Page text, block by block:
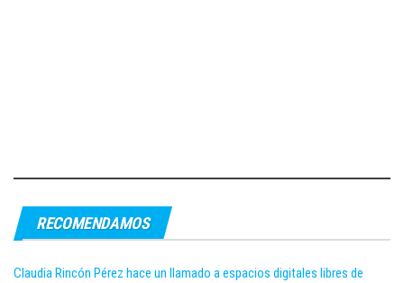
RECOMENDAMOS
Claudia Rincón Pérez hace un llamado a espacios digitales libres de